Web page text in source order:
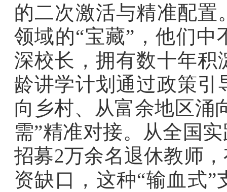
的二次激活与精准配
领域的“宝藏”，他们
深校长，拥有数十年积
龄讲学计划通过政策引
向乡村、从富余地区涌
需”精准对接。从全国
招募2万余名退休教师
资缺口，这种“输血式